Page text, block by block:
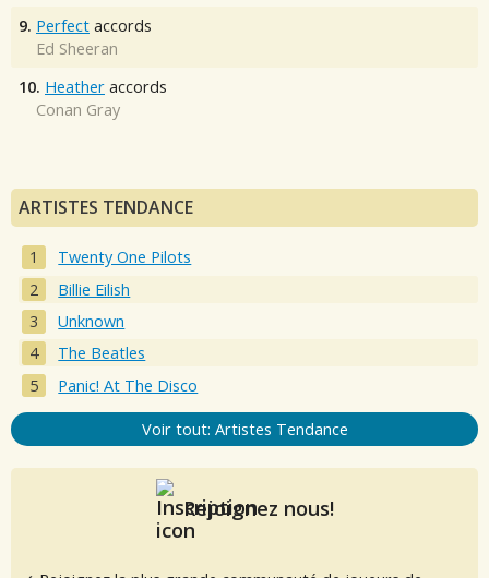
9. Perfect accords
Ed Sheeran
10. Heather accords
Conan Gray
ARTISTES TENDANCE
Twenty One Pilots
Billie Eilish
Unknown
The Beatles
Panic! At The Disco
Voir tout: Artistes Tendance
Rejoignez nous!